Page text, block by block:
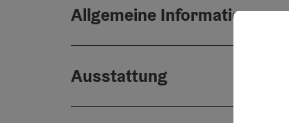
Allgemeine Informationen
Ausstattung